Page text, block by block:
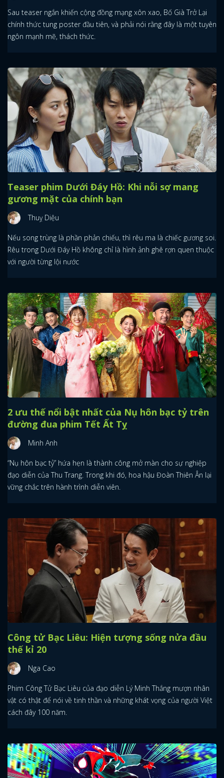
Sau teaser ngắn khiến cộng đồng mạng xôn xao, Bố Già Trở Lại
chính thức tung poster đầu tiên, và phải nói rằng đây là một tuyên
ngôn mạnh mẽ, thách thức.
Teaser phim Dưới Đáy Hồ: Khi nỗi sợ mang
gương mặt của chính bạn
Thuỵ Diệu
Nếu song trùng là phần phản chiếu, thì rêu ma là chiếc gương soi.
Rêu trong Dưới Đáy Hồ không chỉ là hình ảnh ghê rợn quen thuộc
với người từng lội nước
2 ưu thế nổi bật nhất của Nụ hôn bạc tỷ trên
đường đua phim Tết Ất Tỵ
Minh Anh
“Nụ hôn bạc tỷ” hứa hẹn là thành công mở màn cho sự nghiệp
đạo diễn của Thu Trang. Trong khi đó, hoa hậu Đoàn Thiên Ân lại
vững chắc trên hành trình diễn viên.
Công tử Bạc Liêu: Hiện tượng sống nửa đầu
thế kỉ 20
Nga Cao
Phim Công Tử Bạc Liêu của đạo diễn Lý Minh Thắng mượn nhân
vật có thật để nói về tinh thần và những khát vọng của người Việt
cách đây 100 năm.